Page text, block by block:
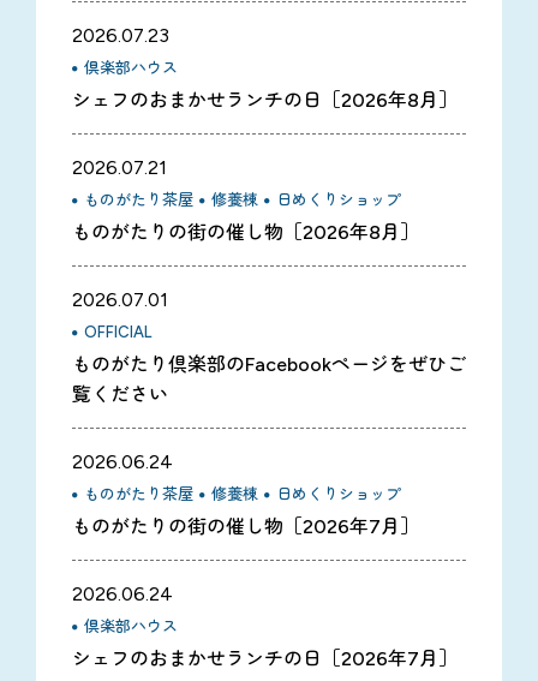
2026.07.23
倶楽部ハウス
シェフのおまかせランチの日［2026年8月］
2026.07.21
ものがたり茶屋 修養棟 日めくりショップ
ものがたりの街の催し物［2026年8月］
2026.07.01
OFFICIAL
ものがたり倶楽部のFacebookページをぜひご
覧ください
2026.06.24
ものがたり茶屋 修養棟 日めくりショップ
ものがたりの街の催し物［2026年7月］
2026.06.24
倶楽部ハウス
シェフのおまかせランチの日［2026年7月］